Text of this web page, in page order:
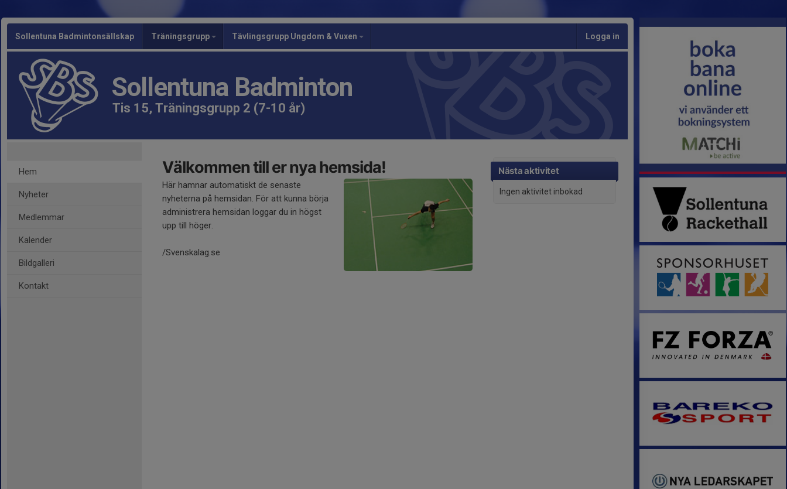
Sollentuna Badmintonsällskap Träningsgrupp Tävlingsgrupp Ungdom & Vuxen Logga in
Sollentuna Badminton
Tis 15, Träningsgrupp 2 (7-10 år)
Hem
Nyheter
Medlemmar
Kalender
Bildgalleri
Kontakt
Nästa aktivitet
Ingen aktivitet inbokad
Välkommen till er nya hemsida!
Här hamnar automatiskt de senaste
nyheterna på hemsidan. För att kunna börja
administrera hemsidan loggar du in högst
upp till höger.
/Svenskalag.se